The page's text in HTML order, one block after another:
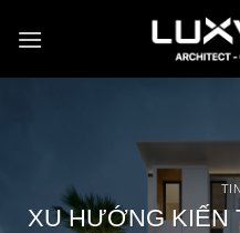
qua
XU HƯỚNG KIẾN